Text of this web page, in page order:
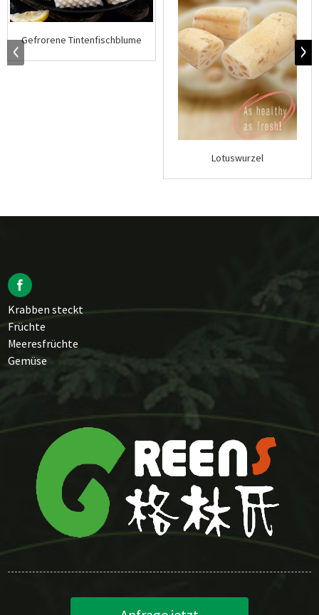
Gefrorene Tintenfischblume
Lotuswurzel
Krabben steckt
Früchte
Meeresfrüchte
Gemüse